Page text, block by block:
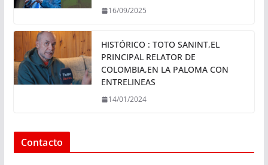
16/09/2025
HISTÓRICO : TOTO SANINT,EL
PRINCIPAL RELATOR DE
COLOMBIA,EN LA PALOMA CON
ENTRELINEAS
14/01/2024
Contacto